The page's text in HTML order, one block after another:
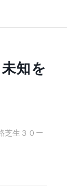
知を
芝生３０ー